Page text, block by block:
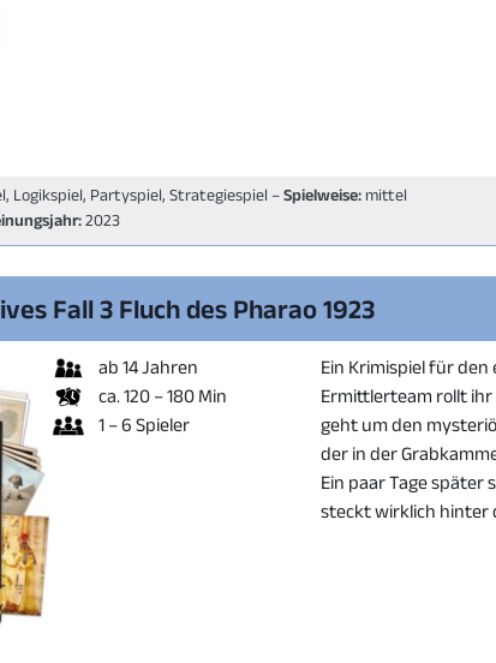
Logikspiel, Partyspiel, Strategiespiel –Spielweise: mittel
2023
Fall 3 Fluch des Pharao 1923
ab 14 Jahren
ca. 120 – 180 Min
1 – 6 Spieler
Ein Krimispiel für den
Ermittlerteam rollt ihr
geht um den
der in der
Ein paar Tage später
steckt wirklich hinter